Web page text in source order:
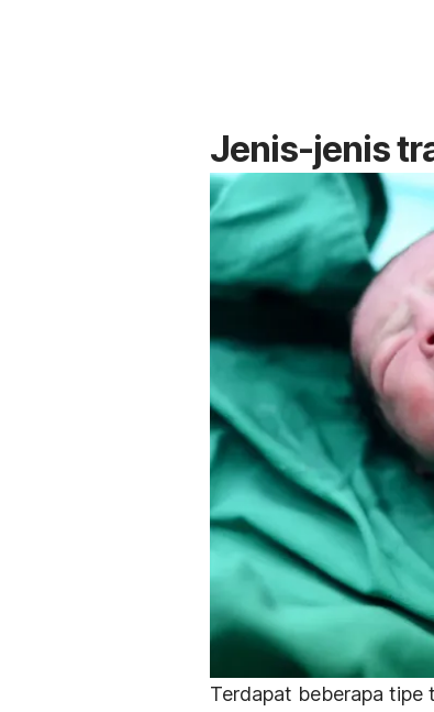
Jenis-jenis
Terdapat beberapa tipe